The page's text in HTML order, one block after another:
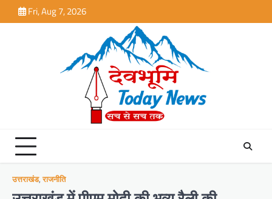
to
Fri, Aug 7, 2026
उत्तराखंड,राजनीति